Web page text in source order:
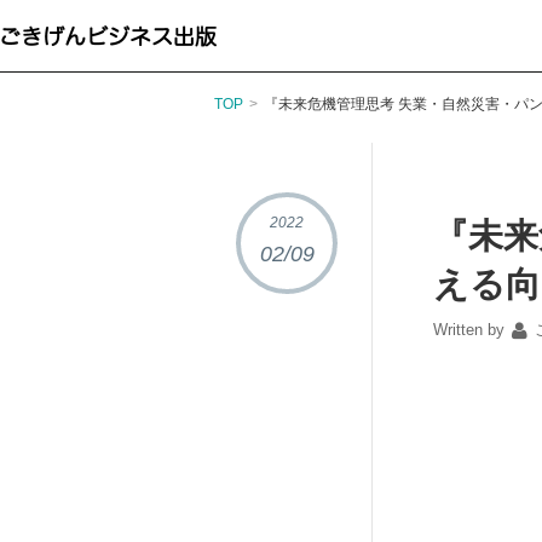
TOP > 『未来危機管理思考 失業・自然災害・パ
2022
02/09
『未
える
Written by